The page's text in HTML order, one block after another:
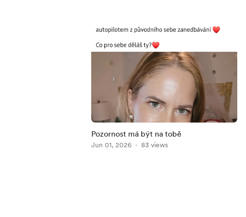
Pozornost má být na tobě
Jun 01, 2026 83 views